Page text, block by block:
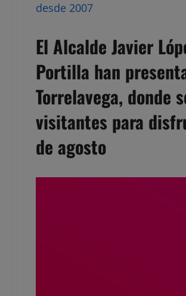
desde 2007
El Alcalde Javier
Portilla han
Torrelavega, donde
visitantes para
de agosto